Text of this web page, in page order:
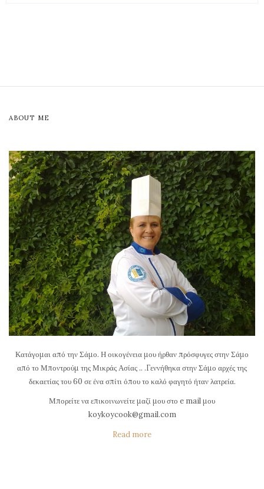
ABOUT ME
Κατάγομαι από την Σάμο. Η οικογένεια μου ήρθαν πρόσφυγες στην Σάμο
από το Μποντρούμ της Μικράς Ασίας .. .Γεννήθηκα στην Σάμο αρχές της
δεκαετίας του 60 σε ένα σπίτι όπου το καλό φαγητό ήταν λατρεία.
Μπορείτε να επικοινωνείτε μαζί μου στο e mail μου
koykoycook@gmail.com
Read more